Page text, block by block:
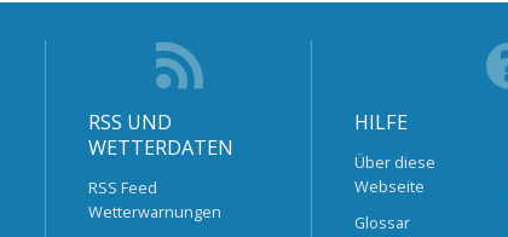
RSS UND
WETTERDATEN
RSS Feed
Wetterwarnungen
HILFE
Über diese
Webseite
Glossar